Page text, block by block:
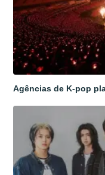
Agências de K-pop